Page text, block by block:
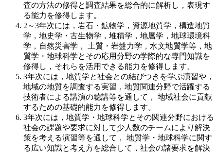
査の方法の修得と調査結果を総合的に解析し，表現す
る能力を修得します。
2～3年次には，岩石・鉱物学，資源地質学，構造地質
学，地史学・古生物学，堆積学，地層学，地球環境科
学，自然災害学， 土質・岩盤力学，水文地質学等，地
質学・地球科学とその応用分野の学際的な専門知識を
修得し，それらを活用できる能力を修得します。
3年次には，地質学と社会との結びつきを学ぶ演習や，
地域の地質を調査する実習，地質関連分野で活躍する
技術者による講演の聴講等を通して， 地域社会に貢献
するための基礎的能力を修得します。
3年次には，地質学・地球科学とその関連分野における
社会の課題や要求に対して少人数のチームにより解決
策を考える演習等を通して， 地質学・地球科学に関す
る広い知識と考え方を総合して，社会の諸要求を解決